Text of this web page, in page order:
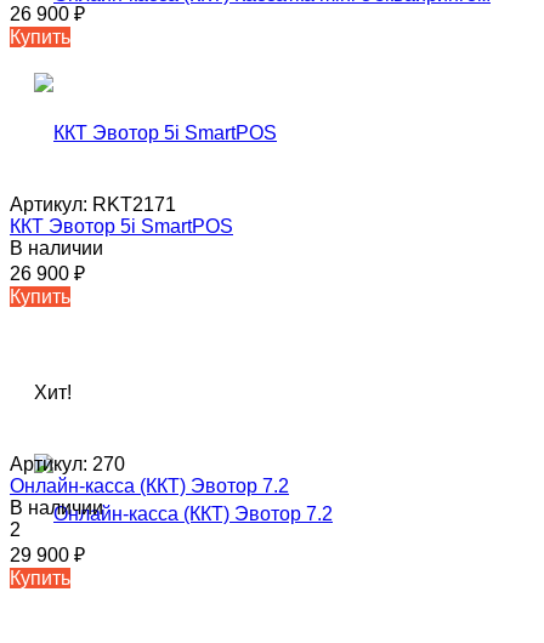
26 900 ₽
Купить
Артикул: RKT2171
ККТ Эвотор 5i SmartPOS
В наличии
26 900 ₽
Купить
Хит!
Артикул: 270
Онлайн-касса (ККТ) Эвотор 7.2
В наличии
2
29 900 ₽
Купить